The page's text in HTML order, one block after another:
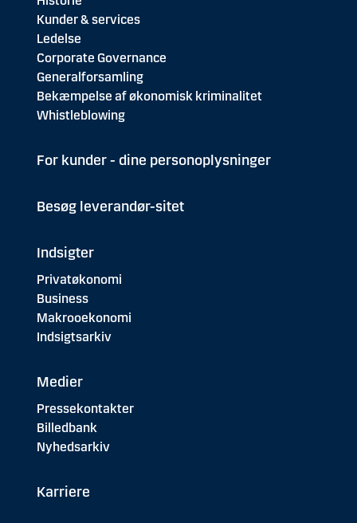
Kunder & services
Ledelse
Corporate Governance
Generalforsamling
Bekæmpelse af økonomisk kriminalitet
Whistleblowing
For kunder - dine personoplysninger
Besøg leverandør-sitet
Indsigter
Privatøkonomi
Business
Makrooekonomi
Indsigtsarkiv
Medier
Pressekontakter
Billedbank
Nyhedsarkiv
Karriere